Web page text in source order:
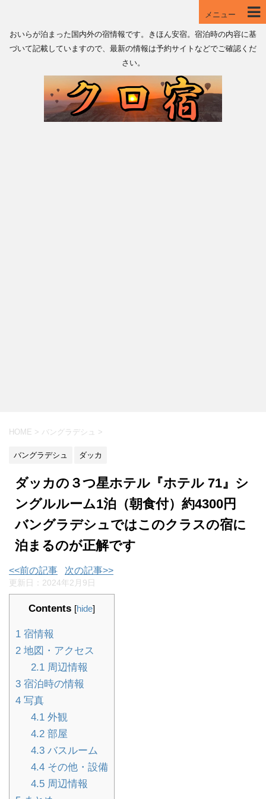
メニュー
おいらが泊まった国内外の宿情報です。きほん安宿。宿泊時の内容に基
づいて記載していますので、最新の情報は予約サイトなどでご確認くだ
さい。
HOME > バングラデシュ >
バングラデシュ ダッカ
ダッカの３つ星ホテル『ホテル 71』シ
ングルルーム1泊（朝食付）約4300円
バングラデシュではこのクラスの宿に
泊まるのが正解です
<<前の記事 次の記事>>
更新日： 2024年2月9日
Contents [hide]
1 宿情報
2 地図・アクセス
2.1周辺情報
3 宿泊時の情報
4 写真
4.1外観
4.2部屋
4.3バスルーム
4.4その他・設備
4.5周辺情報